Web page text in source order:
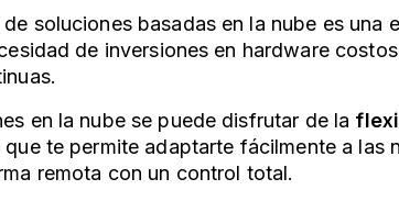
soluciones basadas en la nube es una
de inversiones en hardware
en la nube se puede disfrutar de la
que te permite adaptarte fácilmente a las
remota con un control total.